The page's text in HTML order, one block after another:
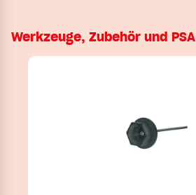
Werkzeuge, Zubehör und PSA